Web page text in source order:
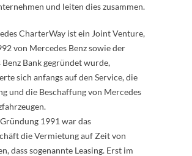
und leiten dies zusammen.
CharterWay ist ein Joint Venture,
von Mercedes Benz sowie der
Benz Bank gegründet wurde,
sich anfangs auf den Service, die
und die Beschaffung von Mercedes
1991 war das
die Vermietung auf Zeit von
dass sogenannte Leasing. Erst im